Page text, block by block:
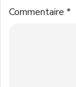
Commentaire *